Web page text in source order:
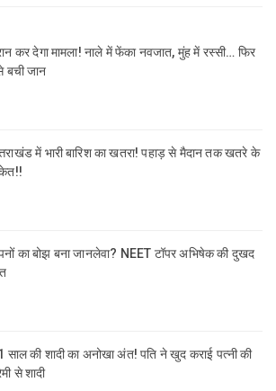
कर देगा मामला! नाले में फेंका नवजात, मुंह में रस्सी… फिर
बची जान
में भारी बारिश का खतरा! पहाड़ से मैदान तक खतरे के
का बोझ बना जानलेवा? NEET टॉपर अभिषेक की दुखद
साल की शादी का अनोखा अंत! पति ने खुद कराई पत्नी की
से शादी